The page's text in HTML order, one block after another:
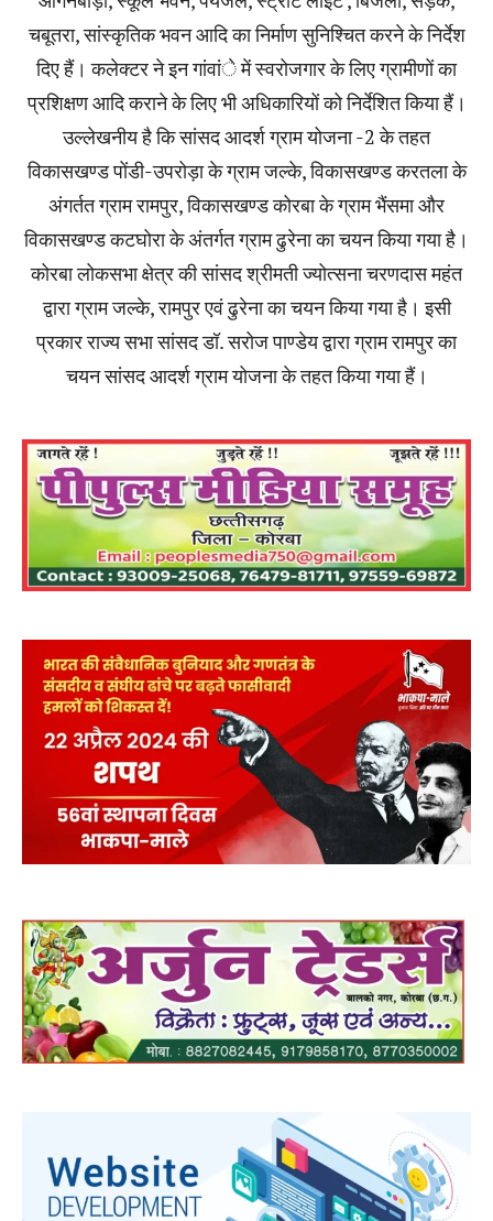
चबूतरा, सांस्कृतिक भवन आदि का निर्माण सुनिश्चित करने के निर्देश
दिए हैं। कलेक्टर ने इन गांवांे में स्वरोजगार के लिए ग्रामीणों का
प्रशिक्षण आदि कराने के लिए भी अधिकारियों को निर्देशित किया हैं।
उल्लेखनीय है कि सांसद आदर्श ग्राम योजना -2 के तहत
विकासखण्ड पोंडी-उपरोड़ा के ग्राम जल्के, विकासखण्ड करतला के
अंगर्तत ग्राम रामपुर, विकासखण्ड कोरबा के ग्राम भैंसमा और
विकासखण्ड कटघोरा के अंतर्गत ग्राम ढुरेना का चयन किया गया है।
कोरबा लोकसभा क्षेत्र की सांसद श्रीमती ज्योत्सना चरणदास महंत
द्वारा ग्राम जल्के, रामपुर एवं ढुरेना का चयन किया गया है। इसी
प्रकार राज्य सभा सांसद डॉ. सरोज पाण्डेय द्वारा ग्राम रामपुर का
चयन सांसद आदर्श ग्राम योजना के तहत किया गया हैं।